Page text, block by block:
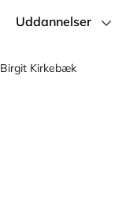
Uddannelser
Birgit Kirkebæk